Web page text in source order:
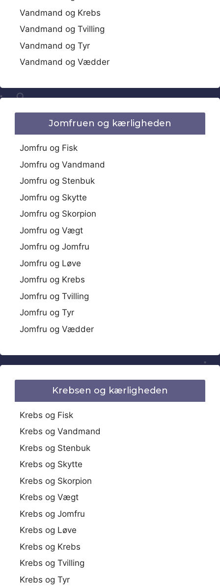
Vandmand og Krebs
Vandmand og Tvilling
Vandmand og Tyr
Vandmand og Vædder
Jomfruen og kærligheden
Jomfru og Fisk
Jomfru og Vandmand
Jomfru og Stenbuk
Jomfru og Skytte
Jomfru og Skorpion
Jomfru og Vægt
Jomfru og Jomfru
Jomfru og Løve
Jomfru og Krebs
Jomfru og Tvilling
Jomfru og Tyr
Jomfru og Vædder
Krebsen og kærligheden
Krebs og Fisk
Krebs og Vandmand
Krebs og Stenbuk
Krebs og Skytte
Krebs og Skorpion
Krebs og Vægt
Krebs og Jomfru
Krebs og Løve
Krebs og Krebs
Krebs og Tvilling
Krebs og Tyr